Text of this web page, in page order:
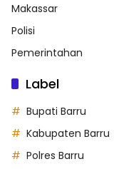
Makassar
Polisi
Pemerintahan
Label
Bupati Barru
Kabupaten Barru
Polres Barru